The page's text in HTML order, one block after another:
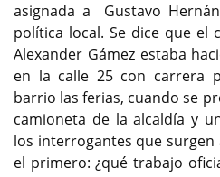
asignada a Gustavo
política local. Se dice que
Alexander Gámez estaba
en la calle 25 con carrera
barrio las ferias, cuando se
camioneta de la alcaldía y
los interrogantes que
el primero: ¿qué trabajo